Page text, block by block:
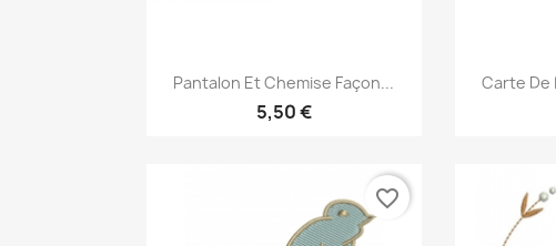
Aperçu rapide
Pantalon Et Chemise Façon...
5,50 €

Carte De
favorite_border